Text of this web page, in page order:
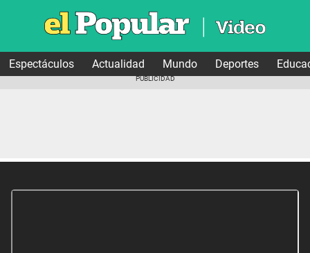
Espectáculos Actualidad Mundo Deportes